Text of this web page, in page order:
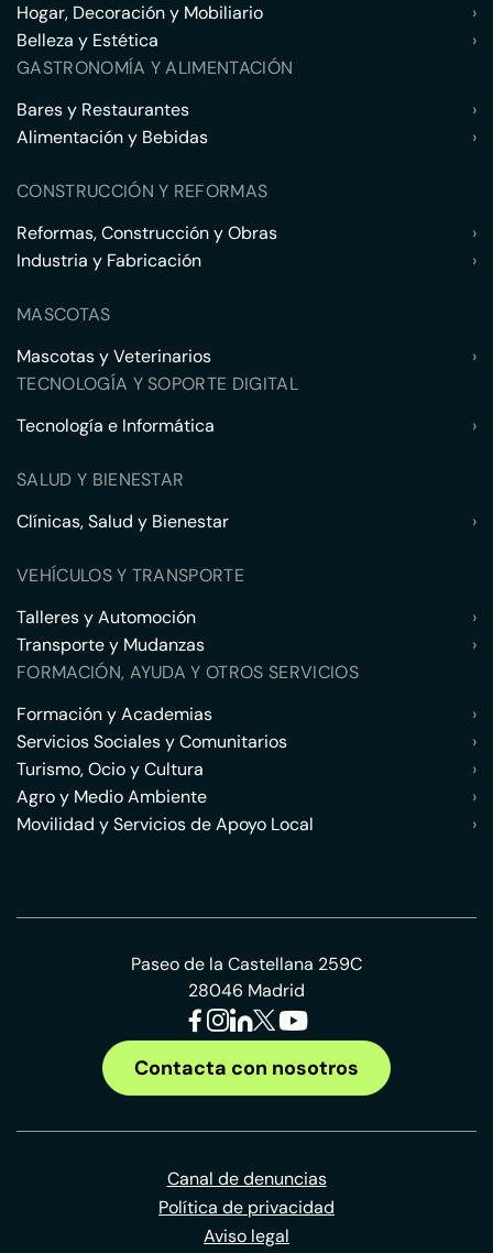
Hogar, Decoración y Mobiliario
›
Belleza y Estética
›
GASTRONOMÍA Y ALIMENTACIÓN
Bares y Restaurantes
›
Alimentación y Bebidas
›
CONSTRUCCIÓN Y REFORMAS
Reformas, Construcción y Obras
›
Industria y Fabricación
›
MASCOTAS
Mascotas y Veterinarios
›
TECNOLOGÍA Y SOPORTE DIGITAL
Tecnología e Informática
›
SALUD Y BIENESTAR
Clínicas, Salud y Bienestar
›
VEHÍCULOS Y TRANSPORTE
Talleres y Automoción
›
Transporte y Mudanzas
›
FORMACIÓN, AYUDA Y OTROS SERVICIOS
Formación y Academias
›
Servicios Sociales y Comunitarios
›
Turismo, Ocio y Cultura
›
Agro y Medio Ambiente
›
Movilidad y Servicios de Apoyo Local
›
Paseo de la Castellana 259C
28046 Madrid
Contacta con nosotros
Canal de denuncias
Política de privacidad
Aviso legal